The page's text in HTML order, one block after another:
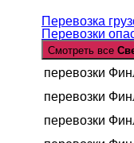
Автопоезд c
куб.
Мегатрейлер.
Юмбо, объём
Автовоз,
Для
Перевозка
Перевозки
Смотреть все
перевозки
перевозки
перевозки